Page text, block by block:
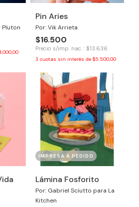
Pluton
Pin Aries
Por: Vik Arrieta
$16.500
Precio s/imp. nac. : $13.636
3 cuotas sin interés de $5.500,00
IMPRESA A PEDIDO
Lámina Fosforito
Por: Gabriel Sciutto para La
Kitchen